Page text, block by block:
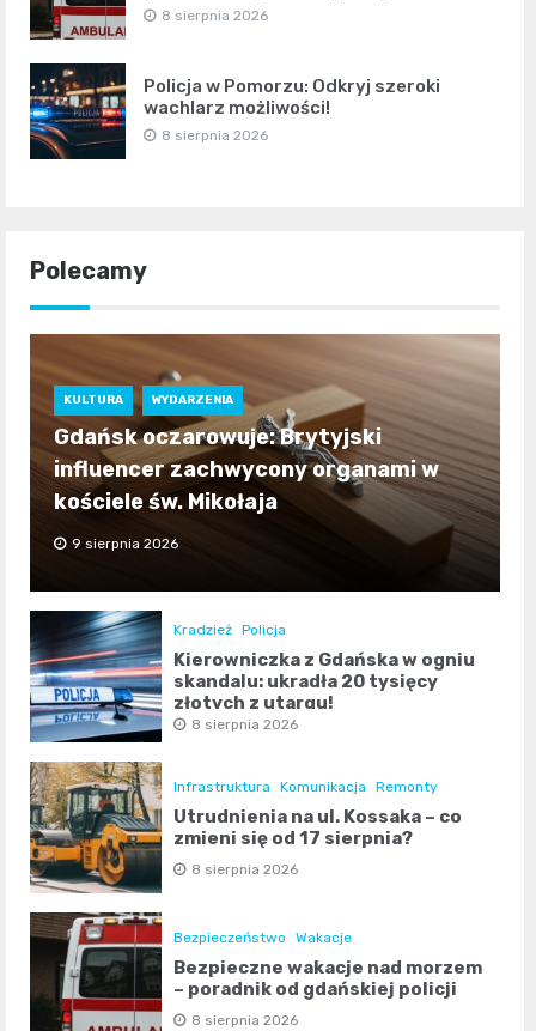
8 sierpnia 2026
Policja w Pomorzu: Odkryj szeroki
wachlarz możliwości!
8 sierpnia 2026
Polecamy
KULTURA WYDARZENIA
Gdańsk oczarowuje: Brytyjski
influencer zachwycony organami w
kościele św. Mikołaja
9 sierpnia 2026
Kradzież Policja
Kierowniczka z Gdańska w ogniu
skandalu: ukradła 20 tysięcy
złotych z utargu!
8 sierpnia 2026
Infrastruktura Komunikacja Remonty
Utrudnienia na ul. Kossaka – co
zmieni się od 17 sierpnia?
8 sierpnia 2026
Bezpieczeństwo Wakacje
Bezpieczne wakacje nad morzem
– poradnik od gdańskiej policji
8 sierpnia 2026